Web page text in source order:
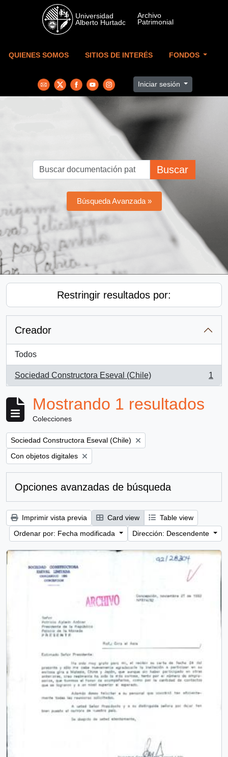
Skip to main content
QUIENES SOMOS SITIOS DE INTERÉS FONDOS
Iniciar sesión
Buscar
Búsqueda Avanzada »
Restringir resultados por:
Creador
Todos
Sociedad Constructora Eseval (Chile)
, 1 resultados
1
Mostrando 1 resultados
Colecciones
Remove filter:
Sociedad Constructora Eseval (Chile)
Remove filter:
Con objetos digitales
Opciones avanzadas de búsqueda
Imprimir vista previa Card view
Table view
Ordenar por: Fecha modificada
Dirección: Descendente